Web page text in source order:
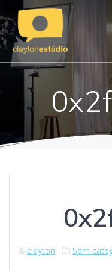
clayton Sem